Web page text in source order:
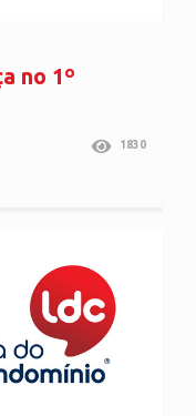
no 1º
1830